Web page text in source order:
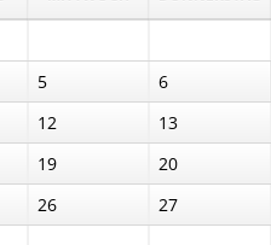
5 6
12 13
19 20
26 27